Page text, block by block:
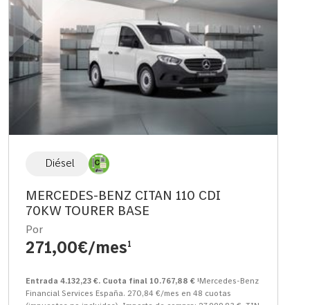
Diésel
MERCEDES-BENZ CITAN 110 CDI
70KW TOURER BASE
Por
271,00€/mes1
Entrada 4.132,23 €. Cuota final 10.767,88 € ¹Mercedes-Benz
Financial Services España. 270,84 €/mes en 48 cuotas